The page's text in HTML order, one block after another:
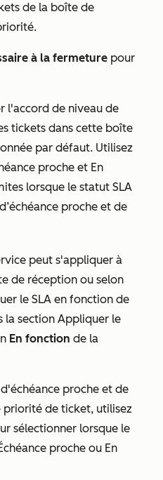
de la boîte de
à la fermeture pour
l'accord de niveau de
tickets dans cette boîte
par défaut. Utilisez
proche et En
lorsque le statut SLA
proche et de
peut s'appliquer à
de réception ou selon
le SLA en fonction de
la section Appliquer le
En fonction de la
proche et de
priorité de ticket, utilisez
sélectionner lorsque le
proche ou En